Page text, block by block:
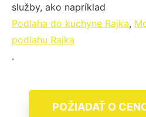
služby, ako napríklad
Podlaha do kuchyne Rajka,
podlahu Rajka
.
POŽIADAŤ O